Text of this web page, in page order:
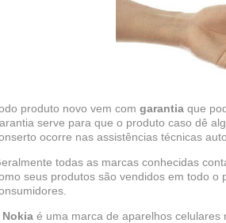
produto novo vem com garantia que
serve para que o produto caso dê
ocorre nas assistências técnicas
todas as marcas conhecidas
seus produtos são vendidos em todo
Nokia é uma marca de aparelhos